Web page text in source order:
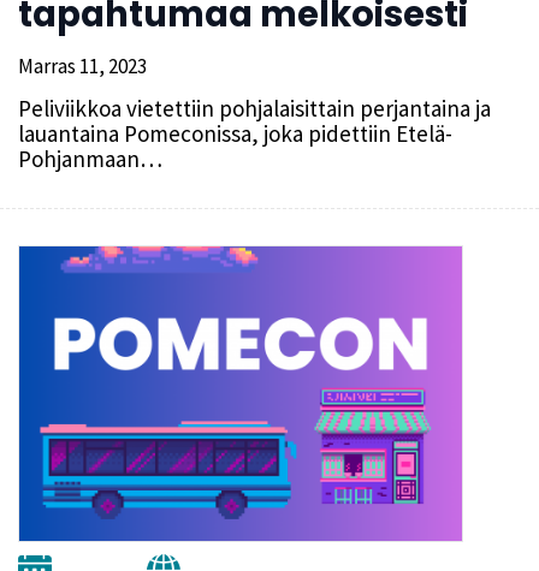
tapahtumaa melkoisesti
Marras 11, 2023
Peliviikkoa vietettiin pohjalaisittain perjantaina ja
lauantaina Pomeconissa, joka pidettiin Etelä-
Pohjanmaan…